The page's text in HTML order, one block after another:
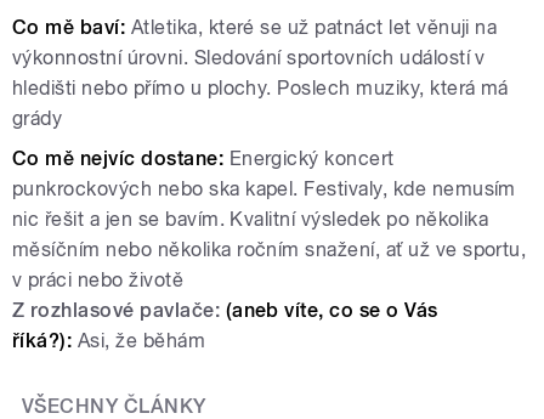
Co mě baví: Atletika, které se už patnáct let věnuji na
výkonnostní úrovni. Sledování sportovních událostí v
hledišti nebo přímo u plochy. Poslech muziky, která má
grády
Co mě nejvíc dostane: Energický koncert
punkrockových nebo ska kapel. Festivaly, kde nemusím
nic řešit a jen se bavím. Kvalitní výsledek po několika
měsíčním nebo několika ročním snažení, ať už ve sportu,
v práci nebo životě
Z rozhlasové pavlače: (aneb víte, co se o Vás
říká?): Asi, že běhám
VŠECHNY ČLÁNKY